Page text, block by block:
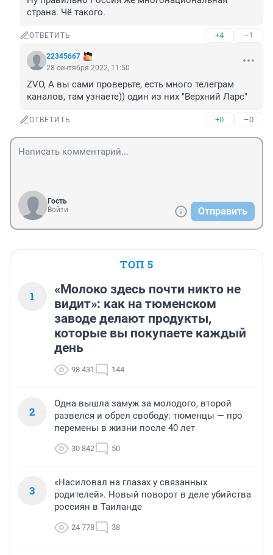
страна. Чё такого.
ОТВЕТИТЬ +4 –1
22345667
28 сентября 2022, 11:50
ZVO, А вы сами проверьте, есть много телеграм
каналов, там узнаете)) один из них "Верхний Ларс"
ОТВЕТИТЬ +0 –0
Гость
Войти
Отправить
ТОП 5
1
«Молоко здесь почти никто не
видит»: как на тюменском
заводе делают продукты,
которые вы покупаете каждый
день
98 431 144
2
Одна вышла замуж за молодого, второй
развелся и обрел свободу: тюменцы — про
перемены в жизни после 40 лет
30 842 50
3
«Насиловал на глазах у связанных
родителей». Новый поворот в деле убийства
россиян в Таиланде
24 778 38